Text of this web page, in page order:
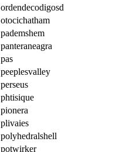
ordendecodigosd
otocichatham
pademshem
panteraneagra
pas
peeplesvalley
perseus
phtisique
pionera
plivaies
polyhedralshell
potwirker